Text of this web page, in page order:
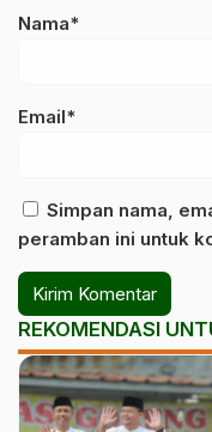
Nama*
Email*
Simpan nama,
peramban ini untuk
REKOMENDASI